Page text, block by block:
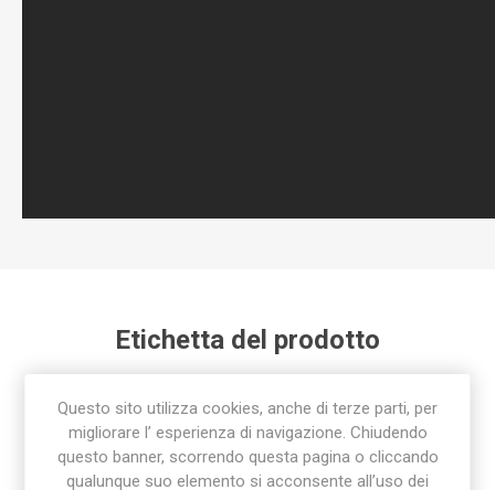
Etichetta del prodotto
sab raccorderia (45), raccordo polietilene (36)
Questo sito utilizza cookies, anche di terze parti, per
migliorare l’ esperienza di navigazione. Chiudendo
questo banner, scorrendo questa pagina o cliccando
qualunque suo elemento si acconsente all’uso dei